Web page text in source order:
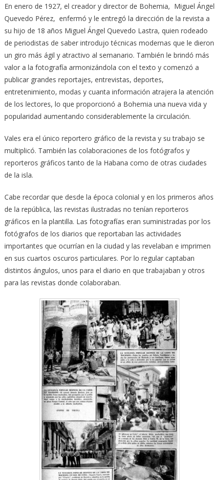
En enero de 1927, el creador y director de Bohemia, Miguel Ángel
Quevedo Pérez, enfermó y le entregó la dirección de la revista a
su hijo de 18 años Miguel Ángel Quevedo Lastra, quien rodeado
de periodistas de saber introdujo técnicas modernas que le dieron
un giro más ágil y atractivo al semanario. También le brindó más
valor a la fotografía armonizándola con el texto y comenzó a
publicar grandes reportajes, entrevistas, deportes,
entretenimiento, modas y cuanta información atrajera la atención
de los lectores, lo que proporcionó a Bohemia una nueva vida y
popularidad aumentando considerablemente la circulación.
Vales era el único reportero gráfico de la revista y su trabajo se
multiplicó. También las colaboraciones de los fotógrafos y
reporteros gráficos tanto de la Habana como de otras ciudades
de la isla.
Cabe recordar que desde la época colonial y en los primeros años
de la república, las revistas ilustradas no tenían reporteros
gráficos en la plantilla. Las fotografías eran suministradas por los
fotógrafos de los diarios que reportaban las actividades
importantes que ocurrían en la ciudad y las revelaban e imprimen
en sus cuartos oscuros particulares. Por lo regular captaban
distintos ángulos, unos para el diario en que trabajaban y otros
para las revistas donde colaboraban.